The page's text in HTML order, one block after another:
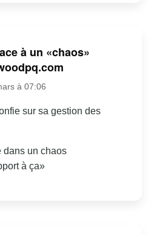
à un «chaos»
à 07:06
sur sa gestion des
dans un chaos
à ça»